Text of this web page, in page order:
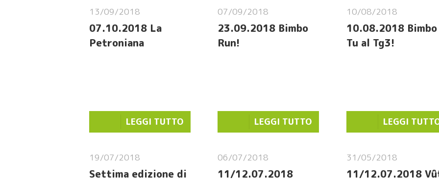
13/09/2018
07.10.2018 La
Petroniana
LEGGI TUTTO
07/09/2018
23.09.2018 Bimbo
Run!
LEGGI TUTTO
10/08/2018
10.08.2018 Bimbo
Tu al Tg3!
LEGGI
19/07/2018
Settima edizione di
06/07/2018
11/12.07.2018
31/05/2018
11/12.07.2018